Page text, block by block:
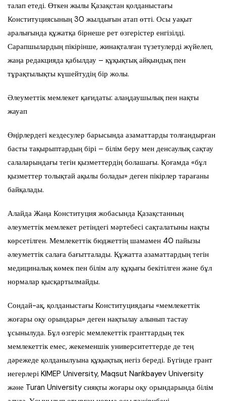
талап етеді. Өткен жылы Қазақстан қолданыстағы
Конституциясының 30 жылдығын атап өтті. Осы уақыт
аралығында құжатқа бірнеше рет өзгерістер енгізілді.
Сарапшылардың пікірінше, жинақталған түзетулерді жүйелеп,
жаңа редакцияда қабылдау – құқықтық айқындық пен
тұрақтылықты күшейтудің бір жолы.
Әлеуметтік мемлекет қағидаты: алаңдаушылық пен нақты
жауап
Өңірлердегі кездесулер барысында азаматтарды толғандырған
басты тақырыптардың бірі – білім беру мен денсаулық сақтау
салаларындағы тегін қызметтердің болашағы. Қоғамда «бұл
қызметтер толықтай ақылы болады» деген пікірлер тарағаны
байқалады.
Алайда Жаңа Конституция жобасында Қазақстанның
әлеуметтік мемлекет ретіндегі мәртебесі сақталатыны нақты
көрсетілген. Мемлекеттік бюджеттің шамамен 40 пайызы
әлеуметтік салаға бағытталады. Құжатта азаматтардың тегін
медициналық көмек пен білім алу құқығы бекітілген және бұл
нормалар қысқартылмайды.
Сондай-ақ, қолданыстағы Конституциядағы «мемлекеттік
жоғары оқу орындары» деген нақтылау алынып тастау
ұсынылуда. Бұл өзгеріс мемлекеттік гранттардың тек
мемлекеттік емес, жекеменшік университеттерде де тең
дәрежеде қолданылуына құқықтық негіз береді. Бүгінде грант
иегерлері KIMEP University, Maqsut Narikbayev University
және Turan University сияқты жоғары оқу орындарында білім